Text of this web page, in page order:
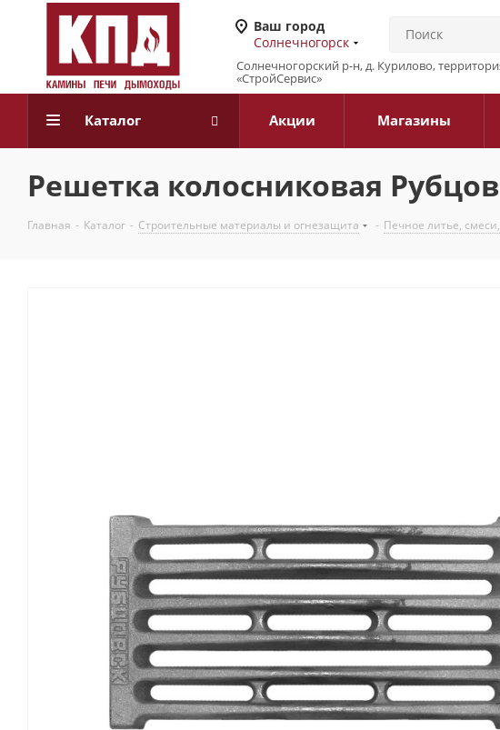
Ваш город
Солнечногорск
Солнечногорский р-н, д. Курилово,
«СтройСервис»
Каталог Акции Магазины
Решетка колосниковая
Главная - Каталог - Строительные материалы и огнезащита - Печное литье,